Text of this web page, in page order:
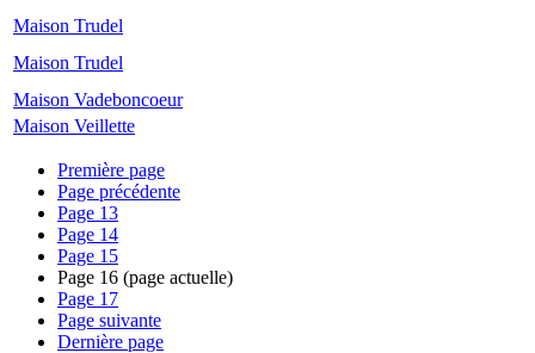
Maison Trudel
Maison Trudel
Maison Vadeboncoeur
Maison Veillette
Première page
Page précédente
Page 13
Page 14
Page 15
Page 16 (page actuelle)
Page 17
Page suivante
Dernière page